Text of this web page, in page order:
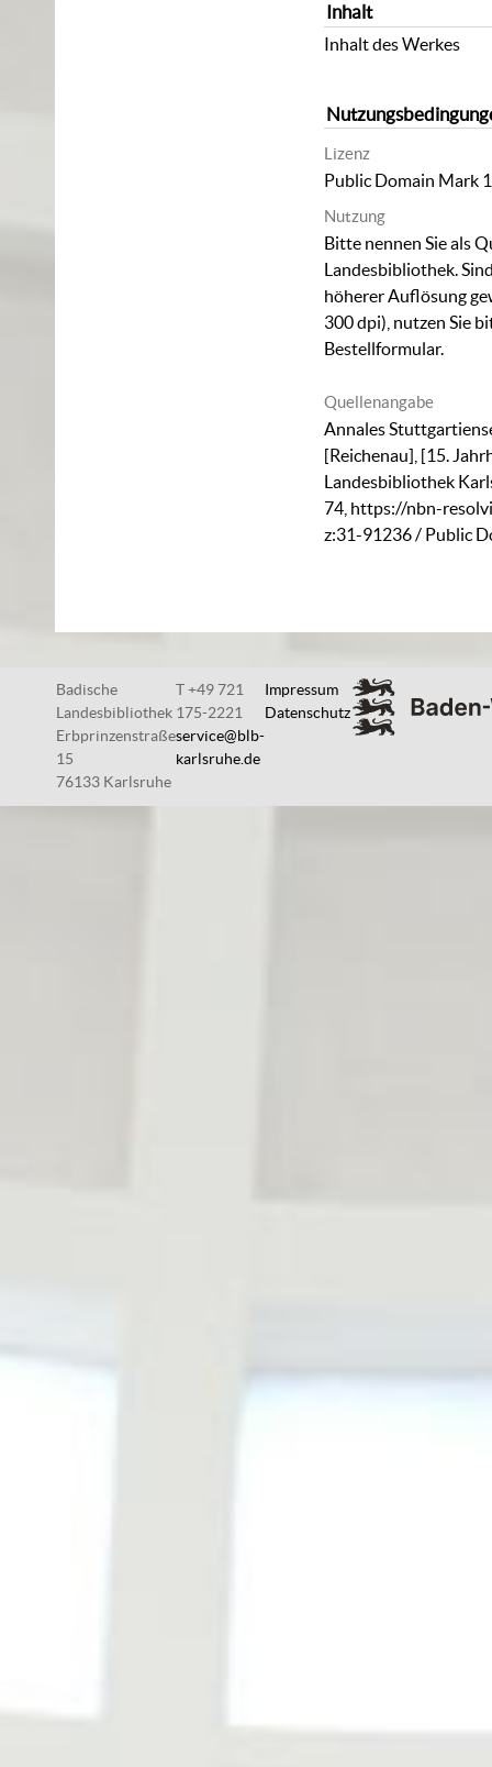
Inhalt
Inhalt des Werkes
Lizenz
Public Domain Mark
Nutzung
Bitte nennen Sie als
Landesbibliothek.
höherer Auflösung
300 dpi), nutzen Sie
Bestellformular.
Quellenangabe
Annales
[Reichenau], [15.
Landesbibliothek
74 https://nbn-
z:31-91236/ Public
Badische
Landesbibliothek
Erbprinzenstraße
15
76133 Karlsruhe
T +49 721
175-2221
service@blb-
karlsruhe.de
Impressum
Datenschutz